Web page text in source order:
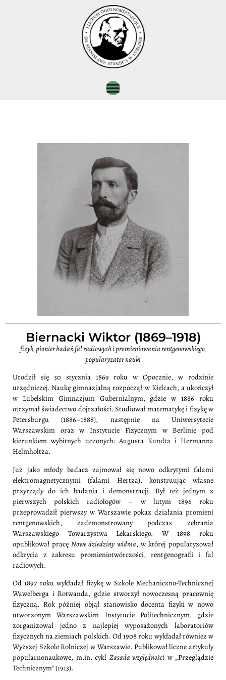
Biernacki Wiktor (1869–1918)
fizyk, pionier badań fal radiowych i promieniowania rentgenowskiego,
popularyzator nauki
Urodził się 30 stycznia 1869 roku w Opocznie, w rodzinie
urzędniczej. Naukę gimnazjalną rozpoczął w Kielcach, a ukończył
w Lubelskim Gimnazjum Gubernialnym, gdzie w 1886 roku
otrzymał świadectwo dojrzałości. Studiował matematykę i fizykę w
Petersburgu (1886–1888), następnie na Uniwersytecie
Warszawskim oraz w Instytucie Fizycznym w Berlinie pod
kierunkiem wybitnych uczonych: Augusta Kundta i Hermanna
Helmholtza.
Już jako młody badacz zajmował się nowo odkrytymi falami
elektromagnetycznymi (falami Hertza), konstruując własne
przyrządy do ich badania i demonstracji. Był też jednym z
pierwszych polskich radiologów – w lutym 1896 roku
przeprowadził pierwszy w Warszawie pokaz działania promieni
rentgenowskich, zademonstrowany podczas zebrania
Warszawskiego Towarzystwa Lekarskiego. W 1898 roku
opublikował pracęNowe dziedziny widma, w której popularyzował
odkrycia z zakresu promieniotwórczości, rentgenografii i fal
radiowych.
Od 1897 roku wykładał fizykę w Szkole Mechaniczno-Technicznej
Wawelberga i Rotwanda, gdzie stworzył nowoczesną pracownię
fizyczną. Rok później objął stanowisko docenta fizyki w nowo
utworzonym Warszawskim Instytucie Politechnicznym, gdzie
zorganizował jedno z najlepiej wyposażonych laboratoriów
fizycznych na ziemiach polskich. Od 1908 roku wykładał również w
Wyższej Szkole Rolniczej w Warszawie. Publikował liczne artykuły
popularnonaukowe, m.in. cykl Zasada względności w „Przeglądzie
Technicznym” (1913).